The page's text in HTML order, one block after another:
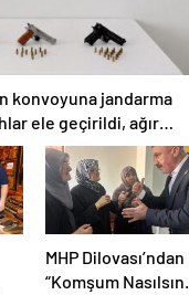
konvoyuna jandarma
ele geçirildi, ağır
MHP Dilovası’ndan
“Komşum Nasılsın”